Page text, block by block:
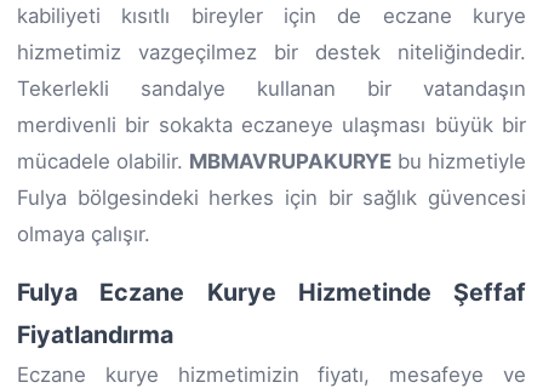
kabiliyeti kısıtlı bireyler için de eczane kurye
hizmetimiz vazgeçilmez bir destek niteliğindedir.
Tekerlekli sandalye kullanan bir vatandaşın
merdivenli bir sokakta eczaneye ulaşması büyük bir
mücadele olabilir. MBMAVRUPAKURYE bu hizmetiyle
Fulya bölgesindeki herkes için bir sağlık güvencesi
olmaya çalışır.
Fulya Eczane Kurye Hizmetinde Şeffaf
Fiyatlandırma
Eczane kurye hizmetimizin fiyatı, mesafeye ve